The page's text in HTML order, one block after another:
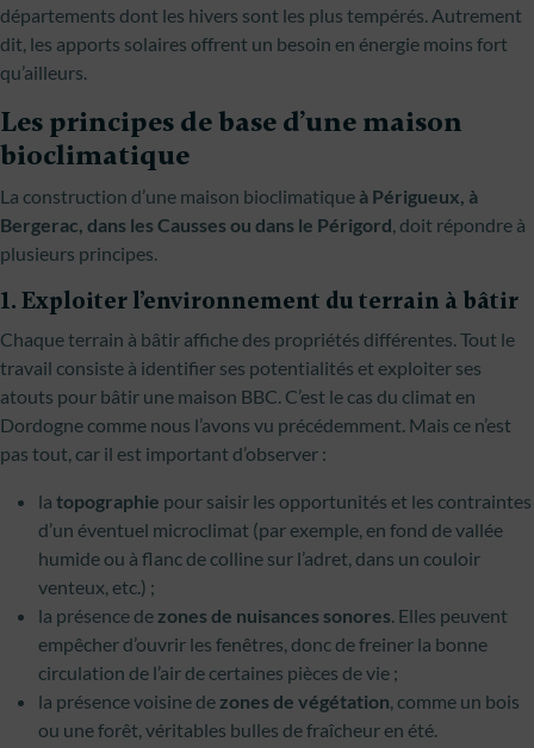
départements dont les hivers sont les plus tempérés. Autrement
dit, les apports solaires offrent un besoin en énergie moins fort
qu’ailleurs.
Les principes de base d’une maison
bioclimatique
La construction d’une maison bioclimatique à Périgueux, à
Bergerac, dans les Causses ou dans le Périgord, doit répondre à
plusieurs principes.
1. Exploiter l’environnement du terrain à bâtir
Chaque terrain à bâtir affiche des propriétés différentes. Tout le
travail consiste à identifier ses potentialités et exploiter ses
atouts pour bâtir une maison BBC. C’est le cas du climat en
Dordogne comme nous l’avons vu précédemment. Mais ce n’est
pas tout, car il est important d’observer :
la topographie pour saisir les opportunités et les contraintes
d’un éventuel microclimat (par exemple, en fond de vallée
humide ou à flanc de colline sur l’adret, dans un couloir
venteux, etc.) ;
la présence de zones de nuisances sonores. Elles peuvent
empêcher d’ouvrir les fenêtres, donc de freiner la bonne
circulation de l’air de certaines pièces de vie ;
la présence voisine de zones de végétation, comme un bois
ou une forêt, véritables bulles de fraîcheur en été.